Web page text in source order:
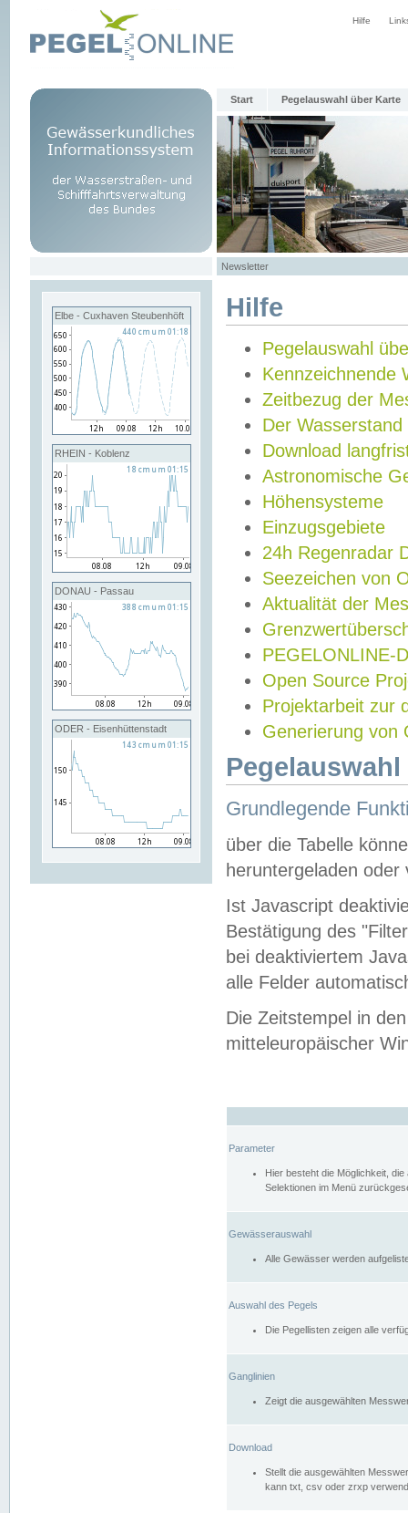
Hilfe
Start Pegelauswahl über Karte
Newsletter
Elbe - Cuxhaven Steubenhöft
RHEIN - Koblenz
DONAU - Passau
ODER - Eisenhüttenstadt
Hilfe
Pegelauswahl
Kennzeichnende
Zeitbezug der
Der Wasserstand
Download
Astronomische
Höhensysteme
Einzugsgebiete
24h Regenradar
Seezeichen von
Aktualität der
PEGELONLINE-
Open Source
Projektarbeit zur
Generierung von
Grundlegende
über die Tabelle
heruntergeladen oder
Ist Javascript
Bestätigung des
bei deaktiviertem
alle Felder
Die Zeitstempel in
mitteleuropäischer
Parameter
Hier besteht die Möglichkeit,
Selektionen im Menü
Gewässerauswahl
Alle Gewässer werden
Auswahl des Pegels
Die Pegellisten zeigen alle
Ganglinien
Zeigt die ausgewählten
Download
Stellt die ausgewählten
kann txt, csv oder zrxp